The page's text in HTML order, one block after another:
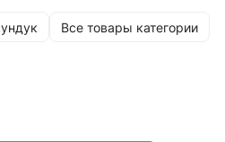
Все товары категории